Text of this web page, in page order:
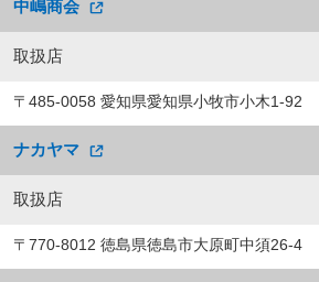
中嶋商会
取扱店
〒485-0058 愛知県愛知県小牧市小木1-92
ナカヤマ
取扱店
〒770-8012 徳島県徳島市大原町中須26-4